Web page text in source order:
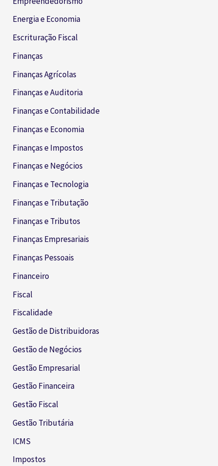
Energia e Economia
Escrituração Fiscal
Finanças
Finanças Agrícolas
Finanças e Auditoria
Finanças e Contabilidade
Finanças e Economia
Finanças e Impostos
Finanças e Negócios
Finanças e Tecnologia
Finanças e Tributação
Finanças e Tributos
Finanças Empresariais
Finanças Pessoais
Financeiro
Fiscal
Fiscalidade
Gestão de Distribuidoras
Gestão de Negócios
Gestão Empresarial
Gestão Financeira
Gestão Fiscal
Gestão Tributária
ICMS
Impostos